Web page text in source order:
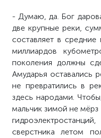
- Думаю, да. Бог
две крупные реки,
составляет в
миллиардов
поколения должны
Амударья оставались
не превратились в
здесь народами.
мальчик зимой не мёрз
сверстника летом